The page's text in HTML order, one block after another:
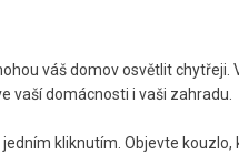
váš domov osvětlit
vaší domácnosti i vaši zahradu.
kliknutím. Objevte